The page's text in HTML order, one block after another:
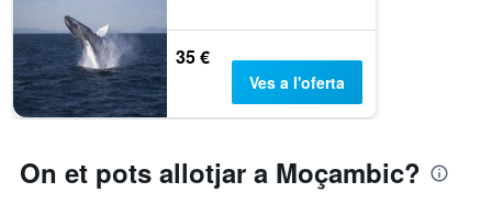
35 €
Ves a l'oferta
On et pots allotjar a Moçambic?